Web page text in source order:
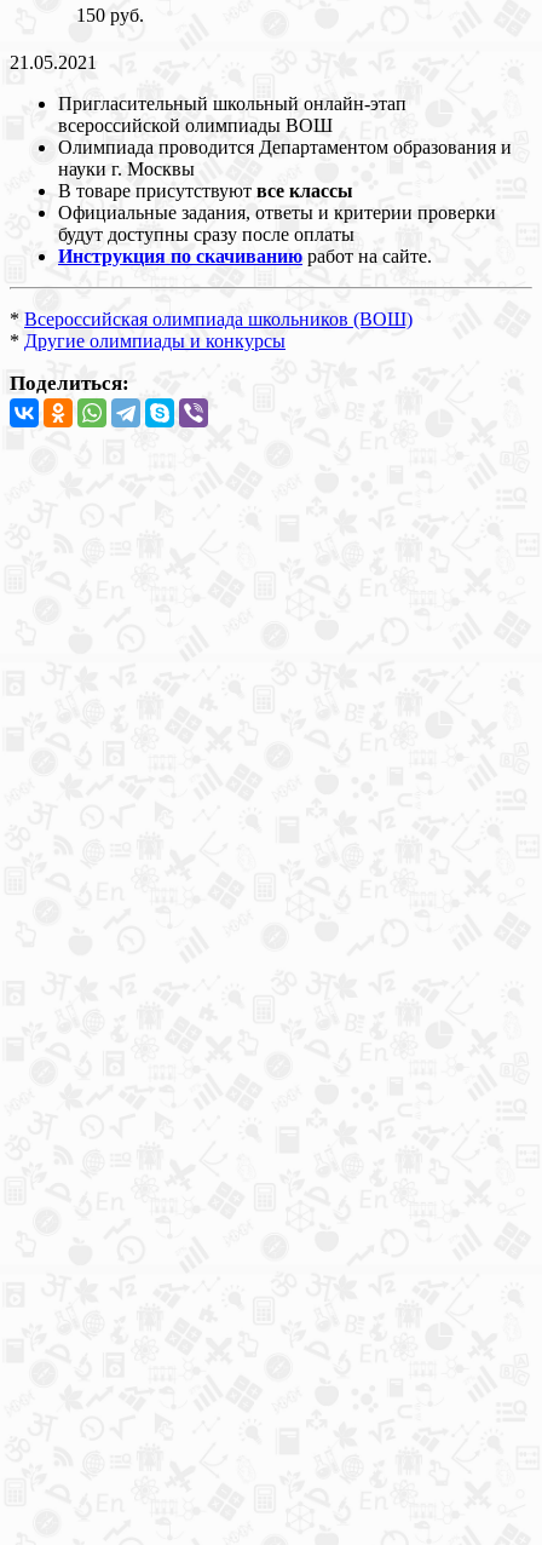
150 руб.
21.05.2021
Пригласительный школьный онлайн-этап
всероссийской олимпиады ВОШ
Олимпиада проводится Департаментом образования и
науки г. Москвы
В товаре присутствуют все классы
Официальные задания, ответы и критерии проверки
будут доступны сразу после оплаты
Инструкция по скачиванию работ на сайте.
* Всероссийская олимпиада школьников (ВОШ)
* Другие олимпиады и конкурсы
Поделиться: